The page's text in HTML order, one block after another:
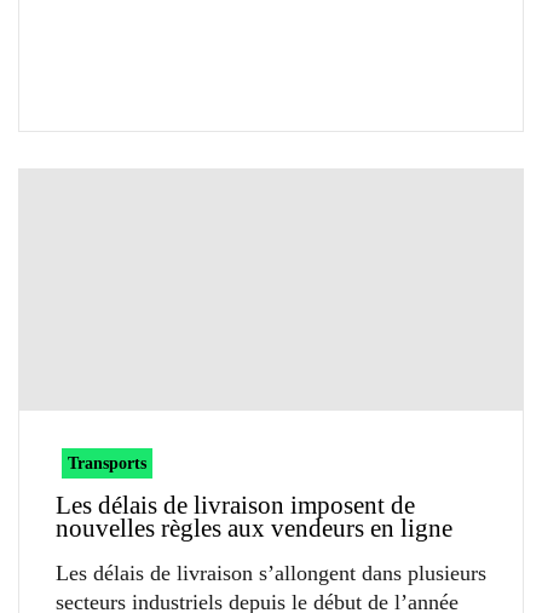
Transports
Les délais de livraison imposent de
nouvelles règles aux vendeurs en ligne
Les délais de livraison s’allongent dans plusieurs
secteurs industriels depuis le début de l’année